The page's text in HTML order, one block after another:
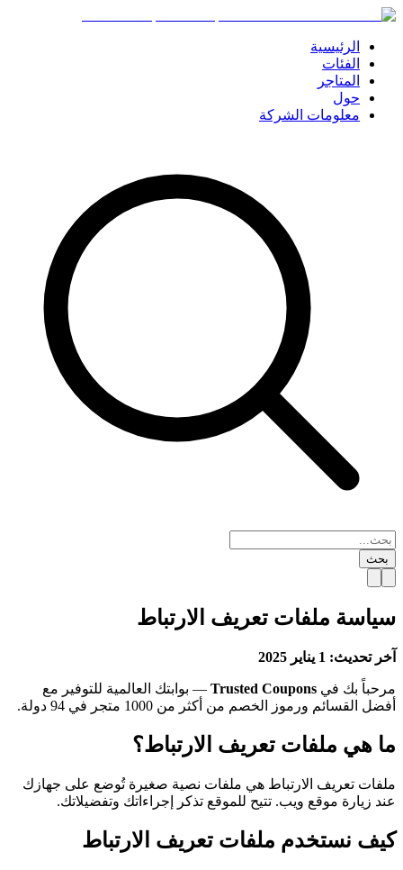
الرئيسية
الفئات
المتاجر
حول
معلومات الشركة
بحث
سياسة ملفات تعريف الارتباط
آخر تحديث: 1 يناير 2025
مرحباً بك في Trusted Coupons — بوابتك العالمية للتوفير مع
أفضل القسائم ورموز الخصم من أكثر من 1000 متجر في 94 دولة.
ما هي ملفات تعريف الارتباط؟
ملفات تعريف الارتباط هي ملفات نصية صغيرة تُوضع على جهازك
عند زيارة موقع ويب. تتيح للموقع تذكر إجراءاتك وتفضيلاتك.
كيف نستخدم ملفات تعريف الارتباط